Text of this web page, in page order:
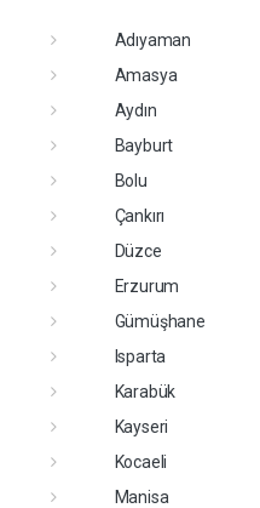
Adıyaman
Amasya
Aydın
Bayburt
Bolu
Çankırı
Düzce
Erzurum
Gümüşhane
Isparta
Karabük
Kayseri
Kocaeli
Manisa